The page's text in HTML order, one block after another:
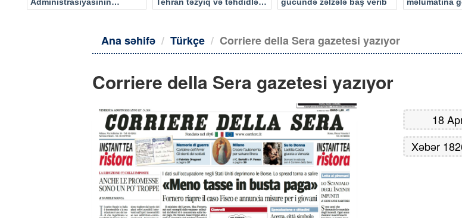
Ana səhifə Türkçe Corriere della Sera gazetesi yazıyor
Corriere della Sera gazetesi yazıyor
18
Xəbər